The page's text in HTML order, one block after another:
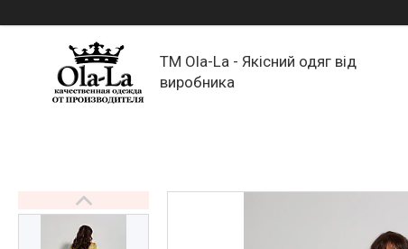
TM Ola-La - Якісний одяг від
виробника